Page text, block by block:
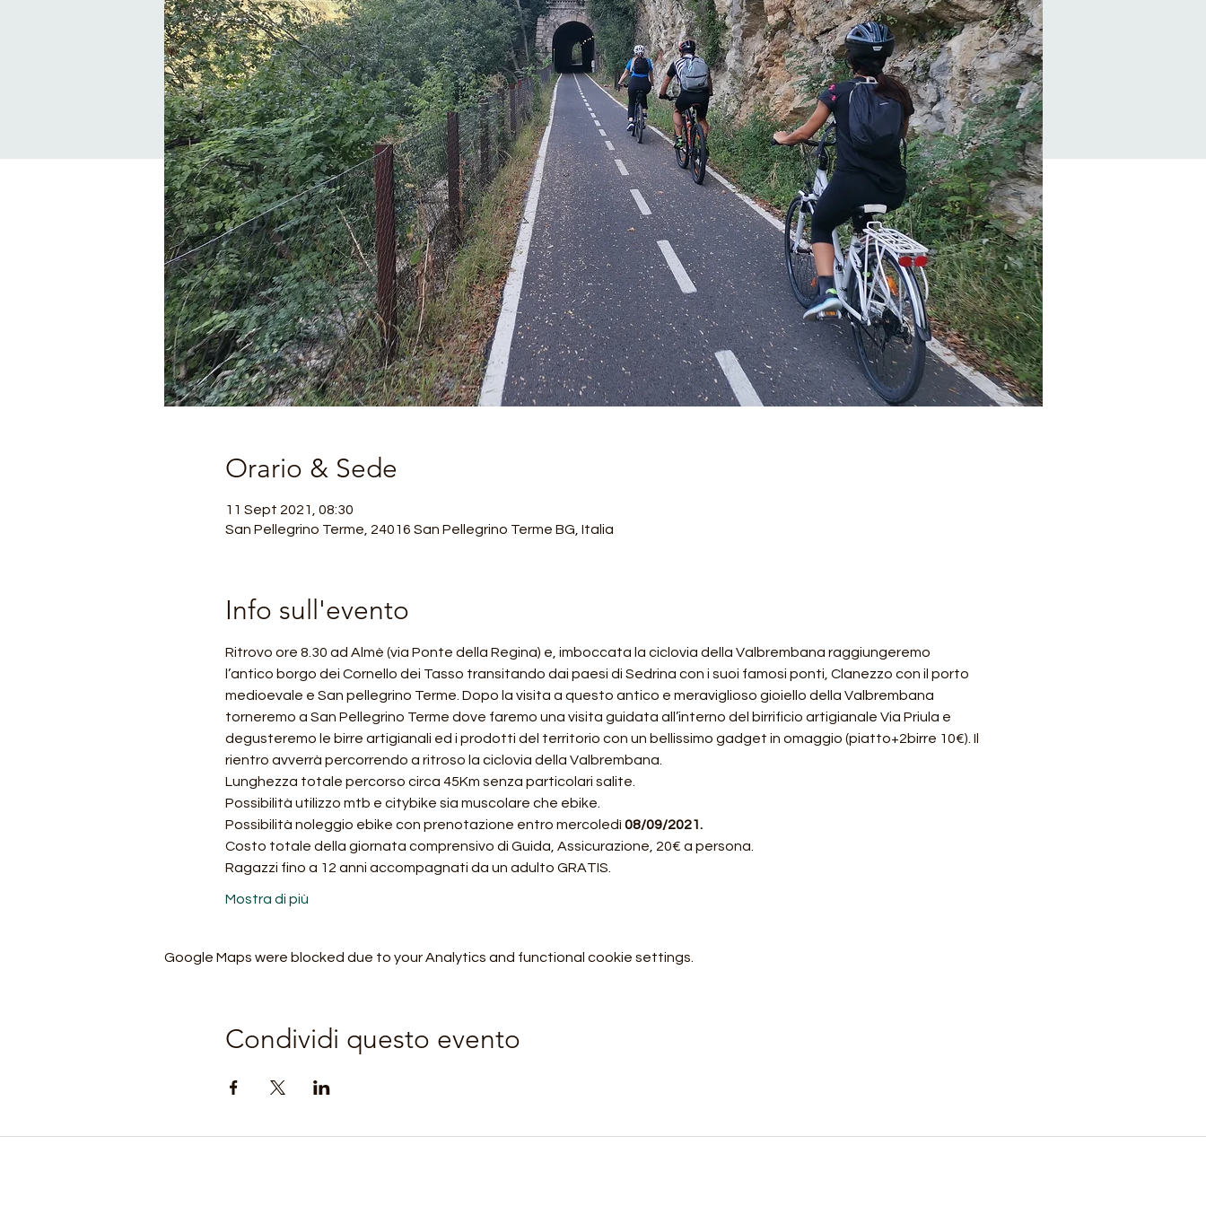
Orario & Sede
11 Sept 2021, 08:30
San Pellegrino Terme, 24016 San Pellegrino Terme BG, Italia
Info sull'evento
Ritrovo ore 8.30 ad Almè (via Ponte della Regina) e, imboccata la ciclovia della Valbrembana raggiungeremo
l’antico borgo dei Cornello dei Tasso transitando dai paesi di Sedrina con i suoi famosi ponti, Clanezzo con il porto
medioevale e San pellegrino Terme. Dopo la visita a questo antico e meraviglioso gioiello della Valbrembana
torneremo a San Pellegrino Terme dove faremo una visita guidata all’interno del birrificio artigianale Via Priula e
degusteremo le birre artigianali ed i prodotti del territorio con un bellissimo gadget in omaggio (piatto+2birre 10€). Il
rientro avverrà percorrendo a ritroso la ciclovia della Valbrembana.
Lunghezza totale percorso circa 45Km senza particolari salite.
Possibilità utilizzo mtb e citybike sia muscolare che ebike.
Possibilità noleggio ebike con prenotazione entro mercoledì 08/09/2021.
Costo totale della giornata comprensivo di Guida, Assicurazione, 20€ a persona.
Ragazzi fino a 12 anni accompagnati da un adulto GRATIS.
Mostra di più
Google Maps were blocked due to your Analytics and functional cookie settings.
Condividi questo evento